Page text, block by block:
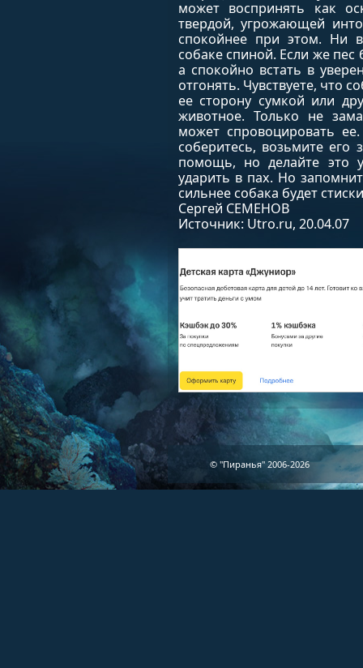
может воспринять как
твердой, угрожающей
спокойнее при этом. Ни
собаке спиной. Если же пес
а спокойно встать в
отгонять. Чувствуете, что
ее сторону сумкой или
животное. Только не
может спровоцировать
соберитесь, возьмите
помощь, но делайте это
ударить в пах. Но
сильнее собака будет
Сергей СЕМЕНОВ
Источник: Utro.ru, 20.04.07
© "Пиранья" 2006-2026